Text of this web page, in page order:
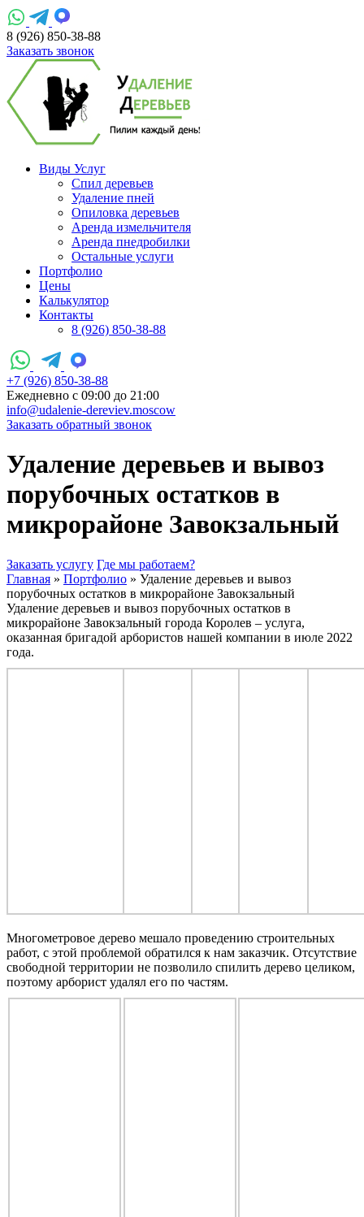
8 (926) 850-38-88
Заказать звонок
Виды Услуг
Спил деревьев
Удаление пней
Опиловка деревьев
Аренда измельчителя
Аренда пнедробилки
Остальные услуги
Портфолио
Цены
Калькулятор
Контакты
8 (926) 850-38-88
+7 (926) 850-38-88
Ежедневно c 09:00 до 21:00
info@udalenie-dereviev.moscow
Заказать обратный звонок
Удаление деревьев и вывоз
порубочных остатков в
микрорайоне Завокзальный
Заказать услугу Где мы работаем?
Главная » Портфолио » Удаление деревьев и вывоз
порубочных остатков в микрорайоне Завокзальный
Удаление деревьев и вывоз порубочных остатков в
микрорайоне Завокзальный города Королев – услуга,
оказанная бригадой арбористов нашей компании в июле 2022
года.
Многометровое дерево мешало проведению строительных
работ, с этой проблемой обратился к нам заказчик. Отсутствие
свободной территории не позволило спилить дерево целиком,
поэтому арборист удалял его по частям.